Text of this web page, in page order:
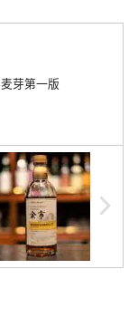
芽第一版